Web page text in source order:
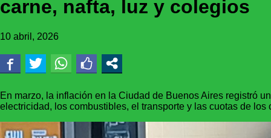
carne, nafta, luz y colegios
10 abril, 2026
En marzo, la inflación en la Ciudad de Buenos Aires registró
electricidad, los combustibles, el transporte y las cuotas de